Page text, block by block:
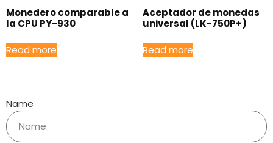
Monedero comparable a
la CPU PY-930
Read more
Aceptador de monedas
universal (LK-750P+)
Read more
Name